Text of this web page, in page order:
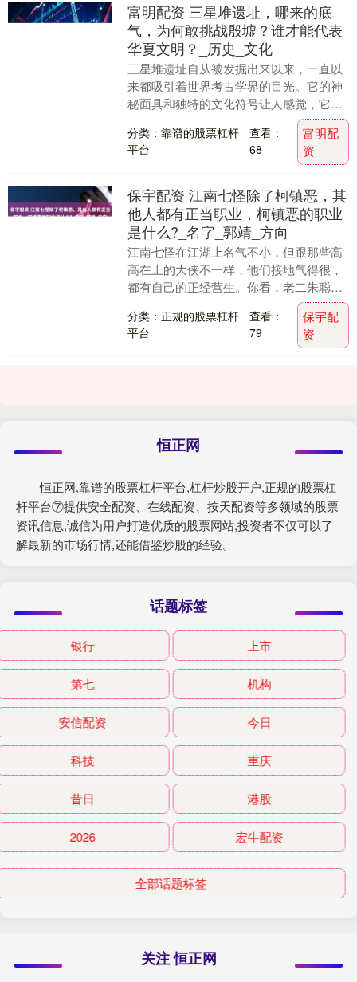
富明配资 三星堆遗址，哪来的底
气，为何敢挑战殷墟？谁才能代表
华夏文明？_历史_文化
三星堆遗址自从被发掘出来以来，一直以
来都吸引着世界考古学界的目光。它的神
秘面具和独特的文化符号让人感觉，它的
文明似乎与中原的华夏文明主流有着某种
割裂。然而，三星....
分类：靠谱的股票杠杆
平台
查看：
68
富明配
资
保宇配资 江南七怪除了柯镇恶，其
他人都有正当职业，柯镇恶的职业
是什么?_名字_郭靖_方向
江南七怪在江湖上名气不小，但跟那些高
高在上的大侠不一样，他们接地气得很，
都有自己的正经营生。你看，老二朱聪是
个小偷（当然是劫富济贫那种），老三韩
宝驹倒腾马匹，老....
分类：正规的股票杠杆
平台
查看：
79
保宇配
资
恒正网
恒正网,靠谱的股票杠杆平台,杠杆炒股开户,正规的股票杠
杆平台⑦提供安全配资、在线配资、按天配资等多领域的股票
资讯信息,诚信为用户打造优质的股票网站,投资者不仅可以了
解最新的市场行情,还能借鉴炒股的经验。
话题标签
银行 上市
第七 机构
安信配资 今日
科技 重庆
昔日 港股
2026 宏牛配资
全部话题标签
关注 恒正网